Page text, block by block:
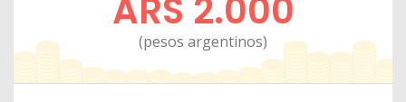
ARS 2.000
(pesos argentinos)